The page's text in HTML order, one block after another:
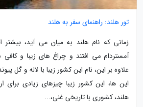
تور هلند: راهنمای سفر به هلند
زمانی که نام هلند به میان می آید، بیشتر
آمستردام می افتند و چراغ های زیبا و
علاوه بر این، نام این کشور زیبا با لاله و گل
این ها، این کشور زیبا چیزهای زیادی برای
هلند، کشوری با تاریخی غنی،...